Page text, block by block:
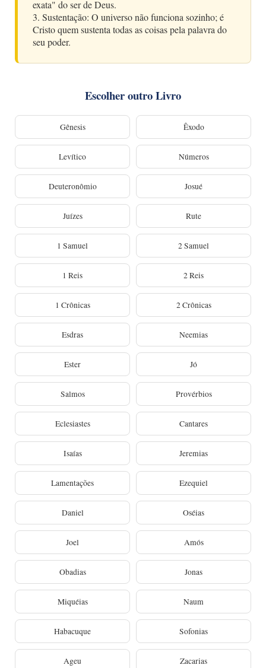
exata" do ser de Deus.
3. Sustentação: O universo não funciona sozinho; é
Cristo quem sustenta todas as coisas pela palavra do
seu poder.
Escolher outro Livro
Gênesis Êxodo
Levítico Números
Deuteronômio Josué
Juízes Rute
1 Samuel 2 Samuel
1 Reis 2 Reis
1 Crônicas 2 Crônicas
Esdras Neemias
Ester Jó
Salmos Provérbios
Eclesiastes Cantares
Isaías Jeremias
Lamentações Ezequiel
Daniel Oséias
Joel Amós
Obadias Jonas
Miquéias Naum
Habacuque Sofonias
Ageu Zacarias